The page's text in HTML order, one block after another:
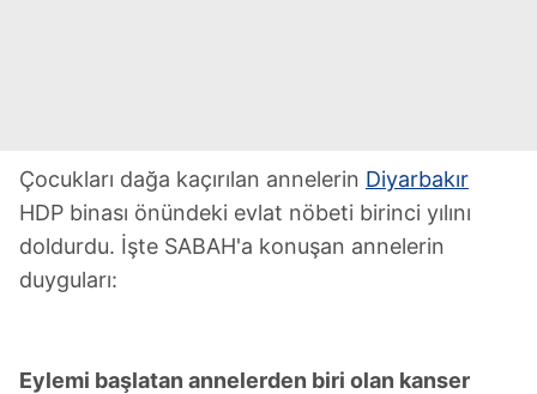
Çocukları dağa kaçırılan annelerin Diyarbakır
HDP binası önündeki evlat nöbeti birinci yılını
doldurdu. İşte SABAH'a konuşan annelerin
duyguları:
Eylemi başlatan annelerden biri olan kanser